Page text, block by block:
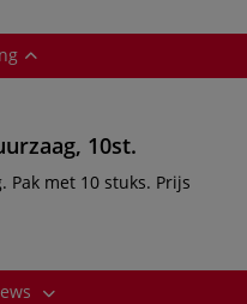
10st.
Pak met 10 stuks. Prijs